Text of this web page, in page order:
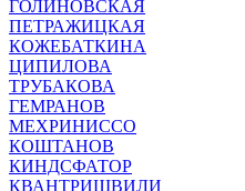
ГОЛИНОВСКАЯ
ПЕТРАЖИЦКАЯ
КОЖЕБАТКИНА
ЦИПИЛОВА
ТРУБАКОВА
ГЕМРАНОВ
МЕХРИНИССО
КОШТАНОВ
КИНДСФАТОР
КВАНТРИШВИЛИ